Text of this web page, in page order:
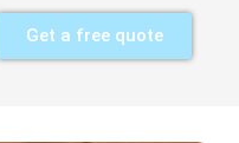
Get a free quote